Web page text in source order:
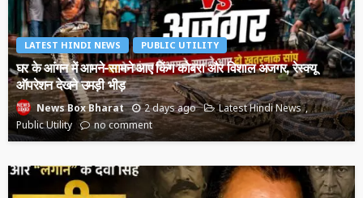
LATEST HINDI NEWS PUBLIC UTILITY
घर के आंगन में आमने-सामने आए किंग कोबरा और विशाल अजगर, रेस्क्यू
ऑपरेशन देखने उमड़ी भीड़
News Box Bharat 2 days ago
Latest Hindi News
Public Utility
no comment